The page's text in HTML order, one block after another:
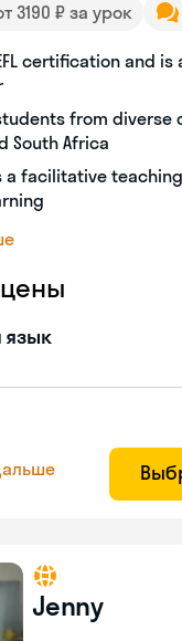
3190 ₽ за урок
certification and is
from diverse
South Africa
a facilitative
язык
Jenny